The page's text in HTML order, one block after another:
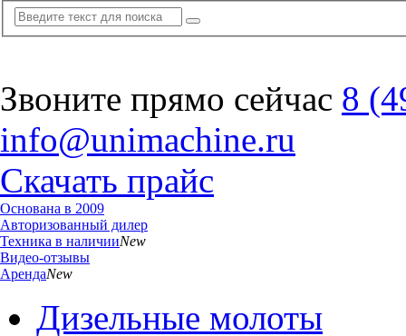
Звоните прямо сейчас 8
info@unimachine.ru
Скачать прайс
Основана в 2009
Авторизованный дилер
Техника в наличииNew
Видео-отзывы
АрендаNew
Дизельные молоты